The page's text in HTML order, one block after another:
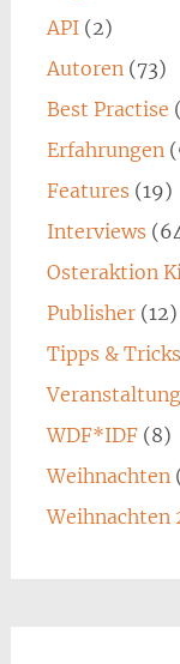
API(2)
Autoren (73)
Best Practise
Erfahrungen
Features (19)
Interviews
Osteraktion
Publisher(12)
Tipps & Tricks
WDF*IDF(8)
Weihnachten
Weihnachten